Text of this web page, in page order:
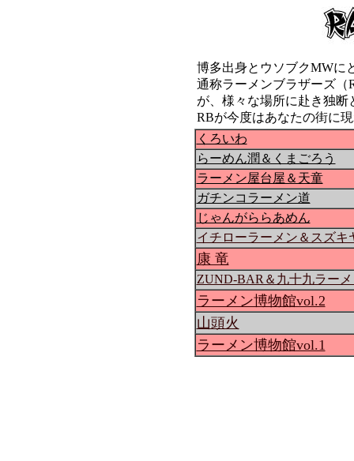
博多出身とウソブクMWに
通称ラーメンブラザーズ（
が、様々な場所に赴き独
RBが今度はあなたの街に
くろいわ
らーめん潤＆くまごろう
ラーメン屋台屋＆天童
ガチンコラーメン道
じゃんがららあめん
イチローラーメン＆スズキ
康 竜
ZUND-BAR＆九十九ラー
ラーメン博物館vol.2
山頭火
ラーメン博物館vol.1